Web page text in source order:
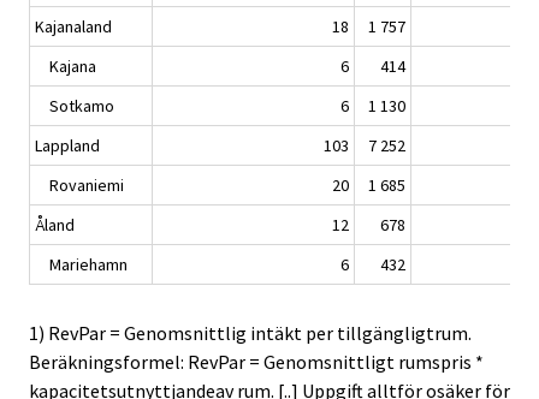
Kajanaland
18
1 757
Kajana
6
414
Sotkamo
6
1 130
Lappland
103
7 252
Rovaniemi
20
1 685
Åland
12
678
Mariehamn
6 432
1) RevPar = Genomsnittlig intäkt per tillgängligtrum.
Beräkningsformel: RevPar = Genomsnittligt rumspris *
kapacitetsutnyttjandeav rum. [..] Uppgift alltför osäker för